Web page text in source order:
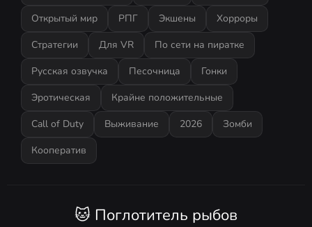
Открытый мир
РПГ Экшены
Хорроры
Стратегии
Для VR
По сети на пиратке
Русская озвучка
Песочница
Гонки
Эротическая
Крайне положительные
Call of Duty
Выживание 2026
Зомби
Кооператив
🐱 Поглотитель рыбов